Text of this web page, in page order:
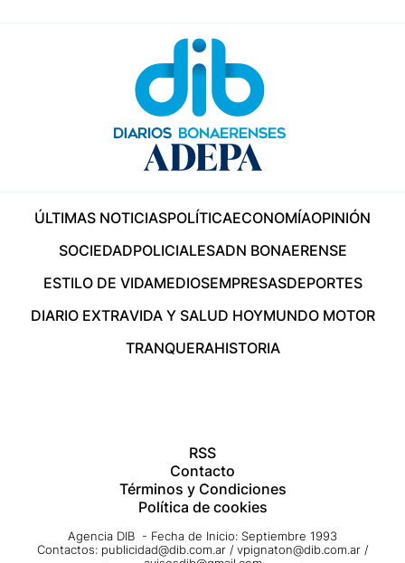
ÚLTIMAS NOTICIASPOLÍTICAECONOMÍAOPINIÓN
SOCIEDADPOLICIALESADN BONAERENSE
ESTILO DE VIDAMEDIOSEMPRESASDEPORTES
DIARIO EXTRAVIDA Y SALUD HOYMUNDO MOTOR
TRANQUERAHISTORIA
RSS
Contacto
Términos y Condiciones
Política de cookies
Agencia DIB - Fecha de Inicio: Septiembre 1993
Contactos: publicidad@dib.com.ar / vpignaton@dib.com.ar /